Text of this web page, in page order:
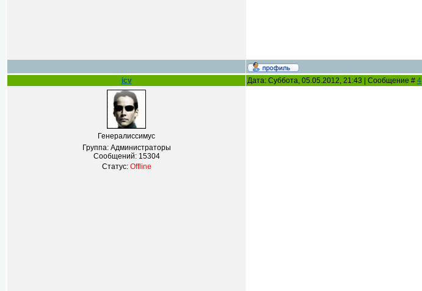
icv Дата: Суббота, 05.05.2012, 21:43 | Сообщение # 4
Генералиссимус
Группа: Администраторы
Сообщений: 15304
Статус: Offline